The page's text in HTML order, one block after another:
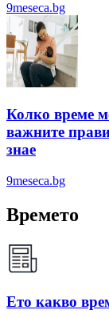
9meseca.bg
Колко време
важните
знае
9meseca.bg
Времето
Ето какво